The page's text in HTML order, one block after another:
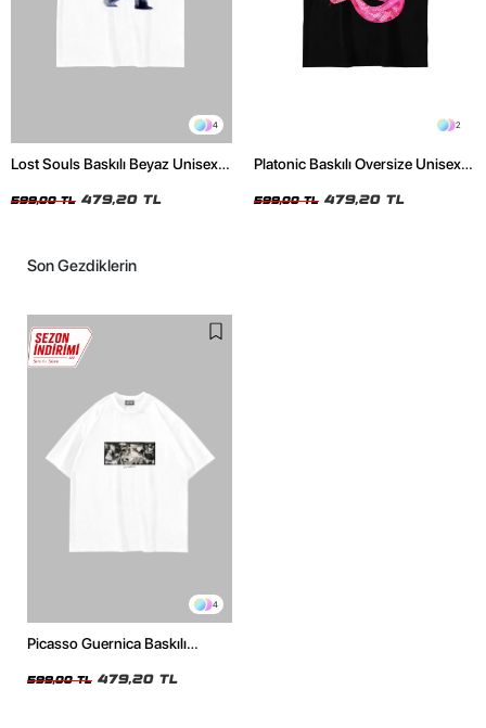
4
Lost Souls Baskılı Beyaz Unisex
599,00 TL 479,20 TL
2
Platonic Baskılı Oversize Unisex
599,00 TL 479,20 TL
Son Gezdiklerin
4
Picasso Guernica Baskılı
599,00 TL 479,20 TL